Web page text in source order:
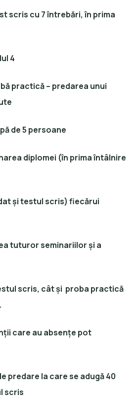
7 întrebări, în prima
4
– predarea unui
persoane
(în prima întâlnire
și testul scris) fiecărui
tuturor seminariilor și a
cât și proba practică
au absențe pot
predare la care se adugă 40
scris